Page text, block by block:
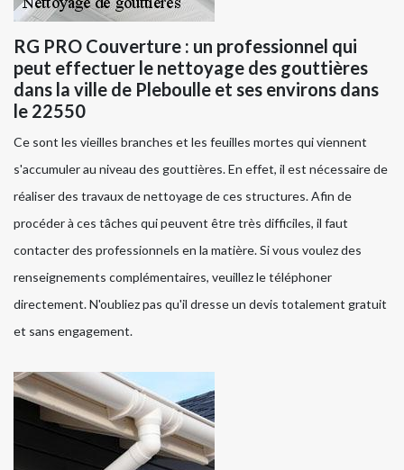
RG PRO Couverture : un professionnel qui
peut effectuer le nettoyage des gouttières
dans la ville de Pleboulle et ses environs dans
le 22550
Ce sont les vieilles branches et les feuilles mortes qui viennent
s'accumuler au niveau des gouttières. En effet, il est nécessaire de
réaliser des travaux de nettoyage de ces structures. Afin de
procéder à ces tâches qui peuvent être très difficiles, il faut
contacter des professionnels en la matière. Si vous voulez des
renseignements complémentaires, veuillez le téléphoner
directement. N'oubliez pas qu'il dresse un devis totalement gratuit
et sans engagement.